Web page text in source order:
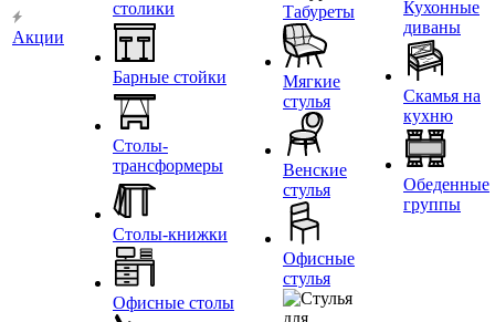
Акции
столики
Барные стойки
Столы-
трансформеры
Столы-книжки
Офисные столы
Табуреты
Мягкие
стулья
Венские
стулья
Офисные
стулья
Кухонные
диваны
Скамья на
кухню
Обеденные
группы